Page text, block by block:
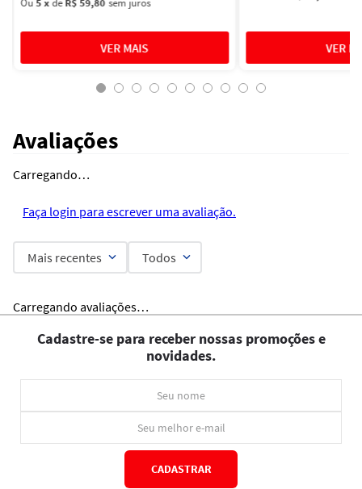
Ou5 xdeR$ 59,80 sem juros
Avaliações
Carregando…
Faça login para escrever uma avaliação.
Mais recentes Todos
Carregando avaliações…
Cadastre-se para receber nossas promoções e
novidades.
CADASTRAR